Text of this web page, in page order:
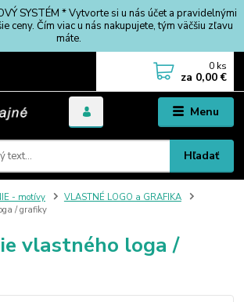
SYSTÉM * Vytvorte si u nás účet a pravidelnými
ceny. Čím viac u nás nakupujete, tým väčšiu zľavu
máte.
Menu
Hľadať
0 ks
za 0,00 €
- motívy
VLASTNÉ LOGO a GRAFIKA
/ grafiky
vlastného loga /